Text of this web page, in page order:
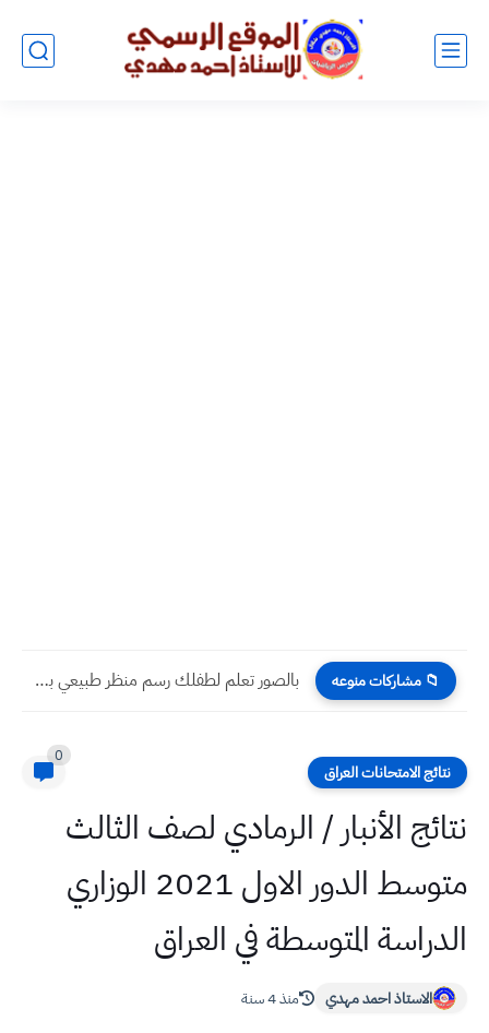
📁 مشاركات منوعه بالصور تعلم لطفلك رسم منظر طبيعي بسيط بسهولة للكبار والصغار
نتائج الامتحانات العراق
0
نتائج الأنبار / الرمادي لصف الثالث
متوسط الدور الاول 2021 الوزاري
الدراسة المتوسطة في العراق
الاستاذ احمد مهدي منذ 4 سنة